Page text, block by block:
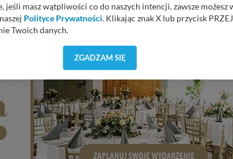
jeśli masz wątpliwości co do naszych intencji, zawsze możesz
Polityce Prywatności. Klikając znak X lub przycisk
Twoich danych.
Twoich danych jest elementem usługi (przekazanie
Regulaminie Serwisu
jest: Agencja Reklamowa Kreacja Monika Borkowska, z
skontaktować się za pośrednictwem tejstrony.
dostępu do swoich danych, zażądać ich poprawienia lub
że nie zawsze jest możliwe techniczne zrealizowanie Twoich
ZGADZAM SIĘ